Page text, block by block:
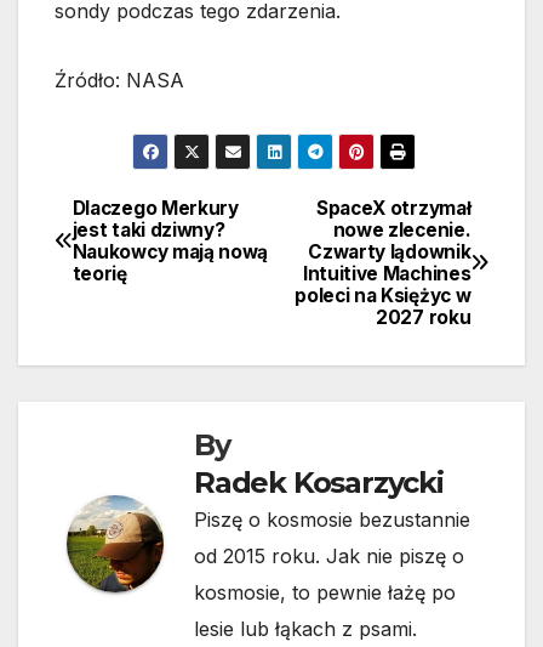
sondy podczas tego zdarzenia.
Źródło: NASA
Nawigacja
wpisu
SpaceX otrzymał
nowe zlecenie.
Czwarty lądownik
Intuitive Machines
poleci na Księżyc w
2027 roku
Dlaczego Merkury
jest taki dziwny?
Naukowcy mają nową
teorię
By
Radek Kosarzycki
Piszę o kosmosie bezustannie
od 2015 roku. Jak nie piszę o
kosmosie, to pewnie łażę po
lesie lub łąkach z psami.